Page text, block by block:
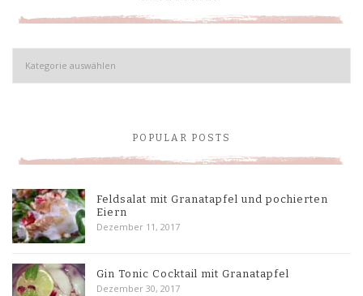
Kategorien
POPULAR POSTS
Feldsalat mit Granatapfel und pochierten
Eiern
Dezember 11, 2017
Gin Tonic Cocktail mit Granatapfel
Dezember 30, 2017